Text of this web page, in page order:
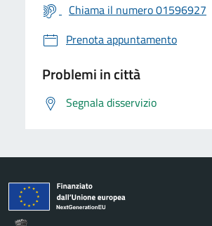
Chiama il numero 01596927
Prenota appuntamento
Problemi in città
Segnala disservizio